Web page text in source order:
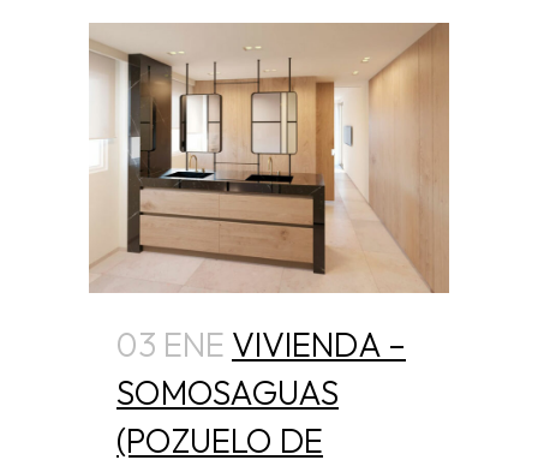
03 ENE VIVIENDA –
SOMOSAGUAS
(POZUELO DE